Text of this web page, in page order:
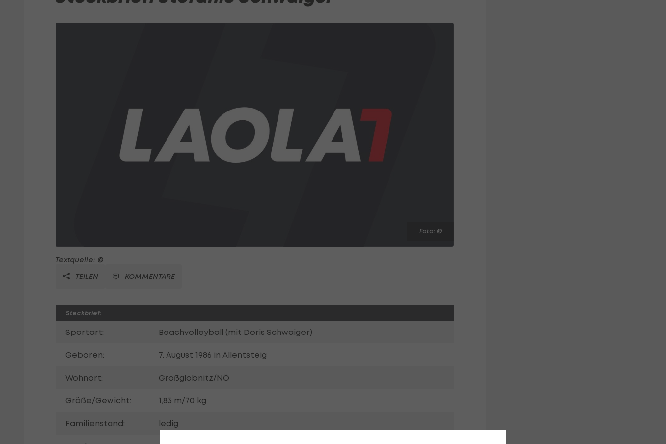
Foto: ©
Textquelle: ©
TEILEN
KOMMENTARE
Steckbrief:
Sportart: Beachvolleyball (mit Doris Schwaiger)
Geboren: 7. August 1986 in Allentsteig
Wohnort: Großglobnitz/NÖ
Größe/Gewicht: 1,83 m/70 kg
Familienstand: ledig